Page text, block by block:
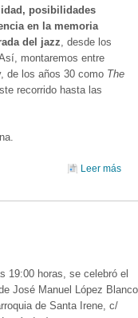
posibilidades
en la memoria
del jazz , desde los
montaremos entre
de los años 30 como The
recorrido hasta las
Leer más
19:00 horas, se celebró el
José Manuel López
de Santa Irene, c/